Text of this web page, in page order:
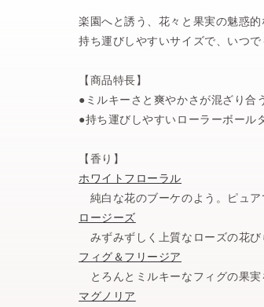
楽園へと誘う、花々と果実の魅惑的
持ち運びしやすいサイズで、いつ
【商品特長】
●ミルキーさと爽やかさが混ざり合
●持ち運びしやすいローラーボール
【香り】
ホワイトフローラル
純白な花のブーケのよう。ピュア
ロージーズ
みずみずしく上質なローズの花び
フィグ＆フリージア
とろんとミルキーなフィグの果実
マグノリア